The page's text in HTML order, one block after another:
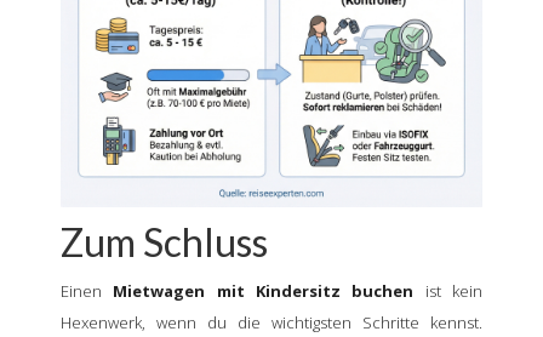
Zum Schluss
Einen Mietwagen mit Kindersitz buchen ist kein
Hexenwerk, wenn du die wichtigsten Schritte kennst.